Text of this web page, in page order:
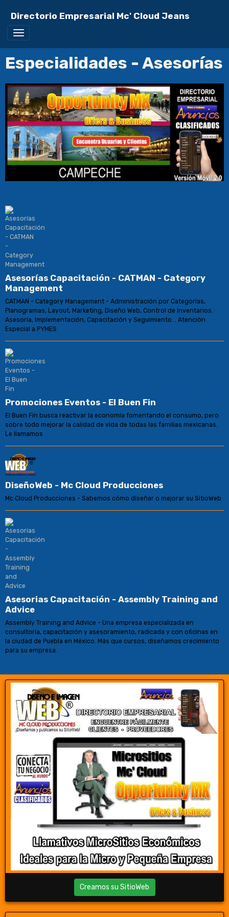
Directorio Empresarial Mc' Cloud Jeans
Especialidades - Asesorías
Asesorías Capacitación - CATMAN - Category
Management
CATMAN - Category Management - Administración por Categorías,
Planogramas, Layout, Marketing, Diseño Web, Control de Inventarios.
Asesoría, Implementación, Capacitación y Seguimiento .. Atención
Especial a PYMES
Promociones Eventos - El Buen Fin
El Buen Fin busca reactivar la economía fomentando el consumo, pero
sobre todo mejorar la calidad de vida de todas las familias mexicanas.
Le llamamos
DiseñoWeb - Mc Cloud Producciones
Mc Cloud Producciones - Sabemos cómo diseñar o mejorar su SitioWeb
Asesorias Capacitación - Assembly Training and
Advice
Assembly Training and Advice - Una empresa especializada en
consultoría, capacitación y asesoramiento, radicada y con oficinas en
la ciudad de Puebla en México. Más que cursos, diseñamos crecimiento
para su empresa.
Creamos su SitioWeb